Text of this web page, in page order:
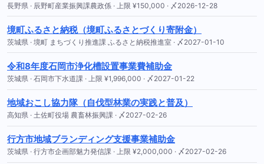
長野県 · 辰野町産業振興課農政係 · 上限 ¥150,000 · 〆2026-12-28
境町ふるさと納税（境町ふるさとづくり寄附金）
茨城県 · 境町 まちづくり推進課 ふるさと納税推進室 · 〆2027-01-10
令和8年度石岡市浄化槽設置事業費補助金
茨城県 · 石岡市下水道課 · 上限 ¥1,996,000 · 〆2027-01-22
地域おこし協力隊（自伐型林業の実践と普及）
高知県 · 土佐町役場 農畜林振興課 · 〆2027-02-26
行方市地域ブランディング支援事業補助金
茨城県 · 行方市企画部魅力発信課 · 上限 ¥2,000,000 · 〆2027-02-26